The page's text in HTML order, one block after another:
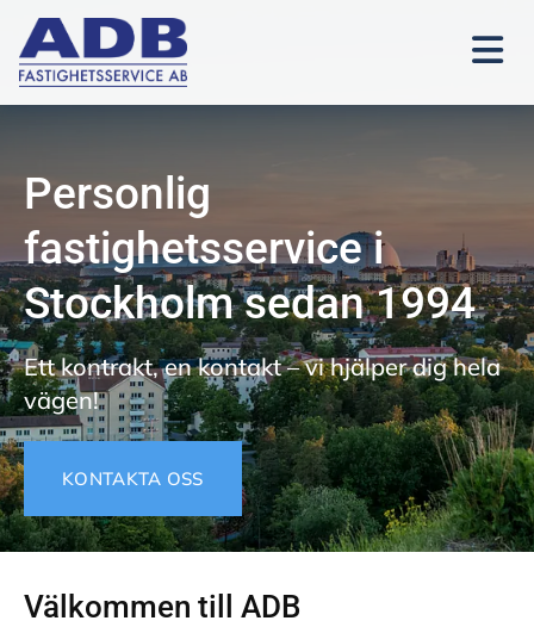
Personlig
fastighetsservice i
Stockholm sedan 1994
Ett kontrakt, en kontakt – vi hjälper dig hela
vägen!
KONTAKTA OSS
Välkommen till ADB